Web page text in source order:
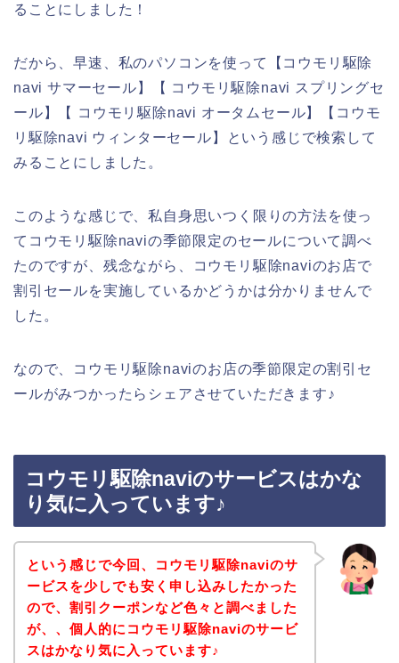
ることにしました！
だから、早速、私のパソコンを使って【コウモリ駆除
navi サマーセール】【 コウモリ駆除navi スプリングセ
ール】【 コウモリ駆除navi オータムセール】【コウモ
リ駆除navi ウィンターセール】という感じで検索して
みることにしました。
このような感じで、私自身思いつく限りの方法を使っ
てコウモリ駆除naviの季節限定のセールについて調べ
たのですが、残念ながら、コウモリ駆除naviのお店で
割引セールを実施しているかどうかは分かりませんで
した。
なので、コウモリ駆除naviのお店の季節限定の割引セ
ールがみつかったらシェアさせていただきます♪
コウモリ駆除naviのサービスはかな
り気に入っています♪
という感じで今回、コウモリ駆除naviのサ
ービスを少しでも安く申し込みしたかった
ので、割引クーポンなど色々と調べました
が、、個人的にコウモリ駆除naviのサービ
スはかなり気に入っています♪